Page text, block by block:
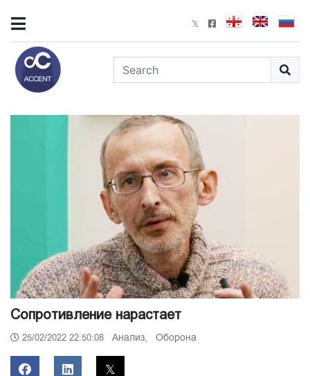
Сопротивление нарастает
25/02/2022 22:50:08 Анализ, Оборона